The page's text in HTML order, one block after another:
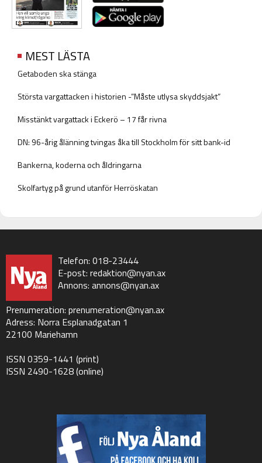
MEST LÄSTA
Getaboden ska stänga
Största vargattacken i historien -”Måste utlysa skyddsjakt”
Misstänkt vargattack i Eckerö – 17 får rivna
DN: 96-årig ålänning tvingas åka till Stockholm för sitt bank-id
Bankerna, koderna och åldringarna
Skolfartyg på grund utanför Herröskatan
Telefon: 018-23444
E-post: redaktion@nyan.ax
Annons: annons@nyan.ax
Prenumeration: prenumeration@nyan.ax
Adress: Norra Esplanadgatan 1
22100 Mariehamn
ISSN 0359-1441 (print)
ISSN 2490-1628 (online)